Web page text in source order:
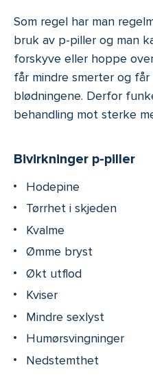
Som regel har man
bruk av p-piller og man
forskyve eller hoppe
får mindre smerter og
blødningene. Derfor
behandling mot sterke
Bivirkninger p-piller
Hodepine
Tørrhet i skjeden
Kvalme
Ømme bryst
Økt utflod
Kviser
Mindre sexlyst
Humørsvingninger
Nedstemthet